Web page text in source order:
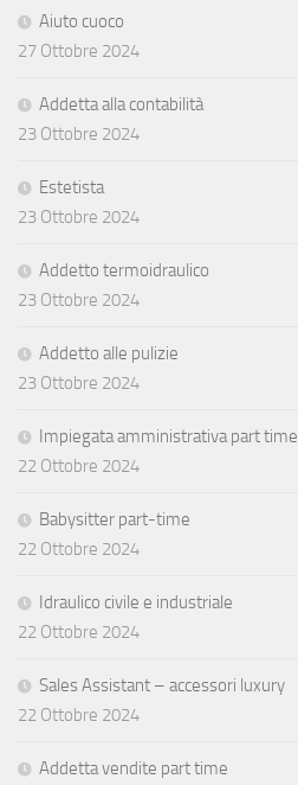
Aiuto cuoco
27 Ottobre 2024
Addetta alla contabilità
23 Ottobre 2024
Estetista
23 Ottobre 2024
Addetto termoidraulico
23 Ottobre 2024
Addetto alle pulizie
23 Ottobre 2024
Impiegata amministrativa part time
22 Ottobre 2024
Babysitter part-time
22 Ottobre 2024
Idraulico civile e industriale
22 Ottobre 2024
Sales Assistant – accessori luxury
22 Ottobre 2024
Addetta vendite part time